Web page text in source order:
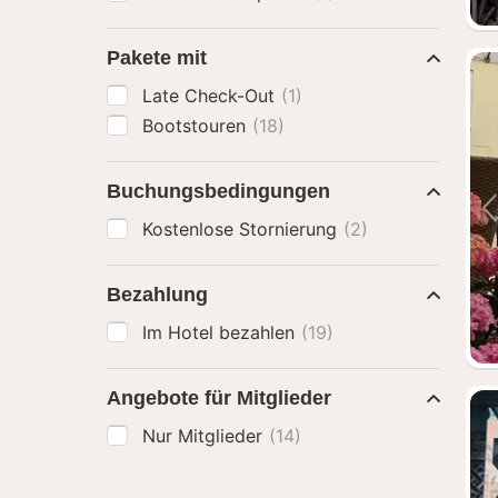
Pakete mit
Late Check-Out (1)
Bootstouren (18)
Buchungsbedingungen
Kostenlose Stornierung (2)
Bezahlung
Im Hotel bezahlen (19)
Angebote für Mitglieder
Nur Mitglieder (14)